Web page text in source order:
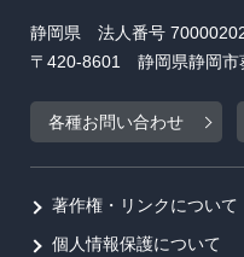
静岡県 法人番号
〒420-8601 静岡県静岡市
各種お問い合わせ
著作権・リンクについて
個人情報保護について